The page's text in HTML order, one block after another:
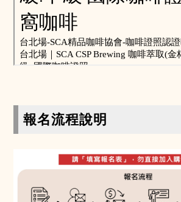
報名流程說明